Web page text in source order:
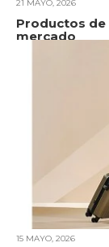
21 MAYO, 2026
Productos de
mercado
15 MAYO, 2026